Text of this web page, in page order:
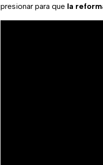
presionar para que la